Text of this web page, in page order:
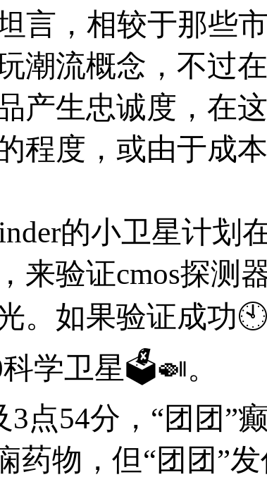
，相较于那些
潮流概念，不过
产生忠诚度，在这
程度，或由于成
的小卫星计划
来验证cmos探测
。如果验证成功
学卫星🗳🍛。
54分，“团团”
药物，但“团团”